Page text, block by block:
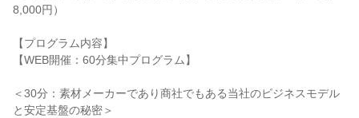
8,000円）
【プログラム内容】
【WEB開催：60分集中プログラム】
＜30分：素材メーカーであり商社でもある当社のビジネスモデル
と安定基盤の秘密＞